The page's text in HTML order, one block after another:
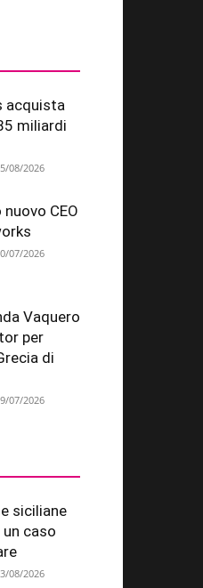
acquista
miliardi
08/2026
CEO
07/2026
Vaquero
per
di
07/2026
siciliane
caso
08/2026